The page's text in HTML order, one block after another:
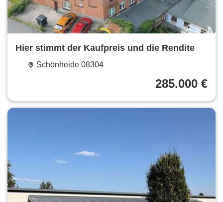
Hier stimmt der Kaufpreis und die Rendite
Schönheide 08304
285.000 €